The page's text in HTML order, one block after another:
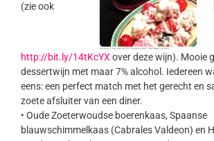
(zie ook
http://bit.ly/14tKcYXover deze wijn). Mooie
dessertwijn met maar 7% alcohol. Iedereen
eens: een perfect match met het gerecht en
zoete afsluiter van een diner.
• Oude Zoeterwoudse boerenkaas, Spaanse
blauwschimmelkaas (Cabrales Valdeon) en